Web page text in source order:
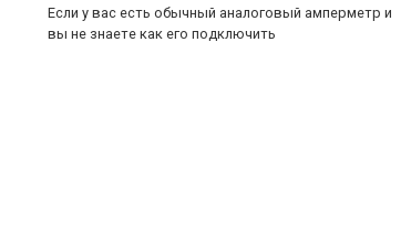
Если у вас есть обычный аналоговый амперметр и
вы не знаете как его подключить